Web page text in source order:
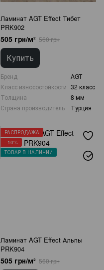
Ламинат AGT Effect Тибет
PRK902
505 грн/м² 560 грн
Купить
Бренд
AGT
Класс износостойкости 32 класс
Толщина
8 мм
Страна производитель
Турция
РАСПРОДАЖА
−10%
ТОВАР В НАЛИЧИИ
Ламинат AGT Effect Альпы
PRK904
505 грн/м² 560 грн